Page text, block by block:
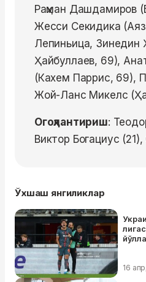
Раҳман Дашдамиров
Жесси Секидика
Лепиньица, Зинедин
Ҳайбуллаев, 69),
(Кахем Паррис, 69),
Жой-Ланс Микелс
Огоҳлантириш:
Виктор Богациус
Ўхшаш янгиликлар
16